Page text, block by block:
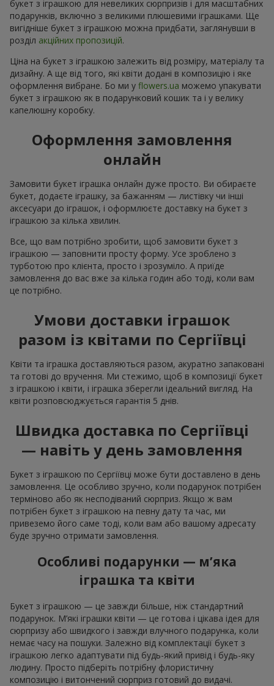
букет з іграшкою для невеликих сюрпризів і для масштабних
подарунків, включно з великими плюшевими іграшками. Ще
вигідніше букет з іграшкою можна придбати, заглянувши в
розділ акційних пропозицій.
Ціна на букет з іграшкою залежить від розміру, матеріалу та
дизайну. А ще від того, які квіти додані в композицію і яке
оформлення вибране. Бо ми у flowers.ua можемо упакувати
букет з іграшкою як в подарунковий кошик та і у велику
капелюшну коробку.
Оформлення замовлення
онлайн
Замовити букет іграшка онлайн дуже просто. Ви обираєте
букет, додаєте іграшку, за бажанням — листівку чи інші
аксесуари до іграшок, і оформлюєте доставку на букет з
іграшкою за кілька хвилин.
Все, що вам потрібно зробити, щоб замовити букет з
іграшкою — заповнити просту форму. Усе зроблено з
турботою про клієнта, просто і зрозуміло. А приїде
замовлення до вас вже за кілька годин або тоді, коли вам
це потрібно.
Умови доставки іграшок
разом із квітами по Сергіївці
Квіти та іграшка доставляються разом, акуратно запаковані
та готові до вручення. Ми стежимо, щоб в композиції букет
з іграшкою і квіти, і іграшка зберегли ідеальний вигляд. На
квіти розповсюджується гарантія 5 днів.
Швидка доставка по Сергіївці
— навіть у день замовлення
Букет з іграшкою по Сергіївці може бути доставлено в день
замовлення. Це особливо зручно, коли подарунок потрібен
терміново або як несподіваний сюрприз. Якщо ж вам
потрібен букет з іграшкою на певну дату та час, ми
привеземо його саме тоді, коли вам або вашому адресату
буде зручно отримати замовлення.
Особливі подарунки — м’яка
іграшка та квіти
Букет з іграшкою — це завжди більше, ніж стандартний
подарунок. М’які іграшки квіти — це готова і цікава ідея для
сюрпризу або швидкого і завжди влучного подарунка, коли
немає часу на пошуки. Залежно від комплектації букет з
іграшкою легко адаптувати під будь-який привід і будь-яку
людину. Просто підберіть потрібну флористичну
композицію і витончений сюрприз готовий до видачі.